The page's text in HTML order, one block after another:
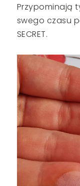
Przypominają
swego czasu
SECRET.